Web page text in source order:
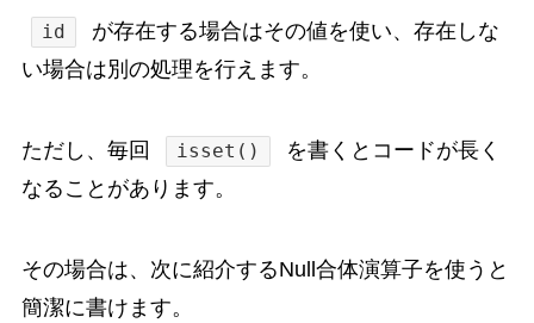
id
が存在する場合はその値を使い、存在しな
い場合は別の処理を行えます。
ただし、毎回 isset()
を書くとコードが長く
なることがあります。
その場合は、次に紹介するNull合体演算子を使うと
簡潔に書けます。